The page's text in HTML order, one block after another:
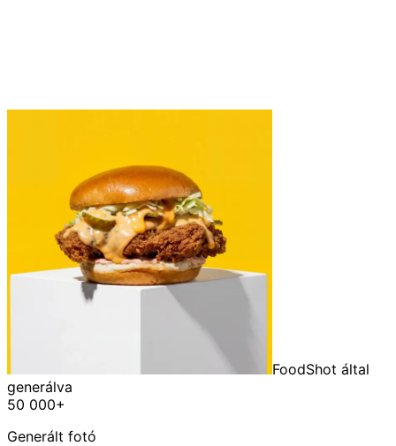
FoodShot által
generálva
50 000+
Generált fotó